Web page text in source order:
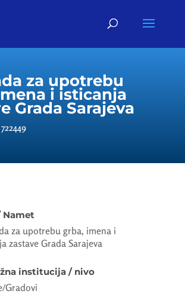
za upotrebu
i isticanja
Grada Sarajeva
Namet
za upotrebu grba, imena i
zastave Grada Sarajeva
institucija / nivo
Gradovi